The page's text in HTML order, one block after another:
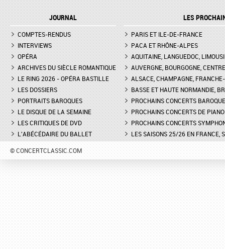
JOURNAL
COMPTES-RENDUS
INTERVIEWS
OPÉRA
ARCHIVES DU SIÈCLE ROMANTIQUE
LE RING 2026 - OPÉRA BASTILLE
LES DOSSIERS
PORTRAITS BAROQUES
LE DISQUE DE LA SEMAINE
LES CRITIQUES DE DVD
L'ABÉCÉDAIRE DU BALLET
LES
PARIS ET ILE-DE-FRANCE
PACA ET RHÔNE-ALPES
AQUITAINE, LANGUEDOC,
AUVERGNE, BOURGOGNE, CENTRE
ALSACE, CHAMPAGNE,
BASSE ET HAUTE NORMANDIE,
PROCHAINS CONCERTS
PROCHAINS CONCERTS DE PIANO
PROCHAINS CONCERTS
LES SAISONS 25/26 EN FRANCE,
© CONCERTCLASSIC.COM